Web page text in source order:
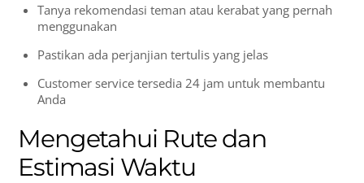
Tanya rekomendasi teman atau kerabat yang pernah
menggunakan
Pastikan ada perjanjian tertulis yang jelas
Customer service tersedia 24 jam untuk membantu
Anda
Mengetahui Rute dan
Estimasi Waktu